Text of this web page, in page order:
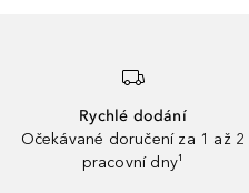
Rychlé dodání
Očekávané doručení za 1 až 2
pracovní dny¹